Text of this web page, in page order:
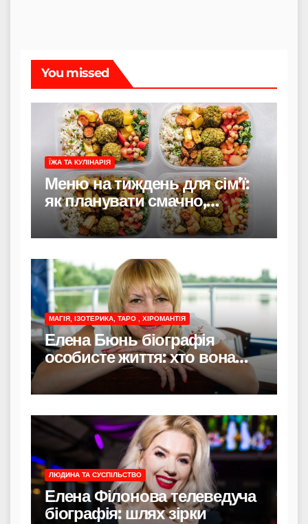
You missed
ЇЖА ТА КУЛІНАРІЯ
Меню на тиждень для сім’ї:
як планувати смачно,
економно і без стресу
МАГІЯ, ІЗОТЕРИКА, ТАРО , ХІРОМАНТІЯ
Елена Бюнь біографія
особисте життя: хто вона
насправді
ЛЮДИНА ТА СУСПІЛЬСТВО
Елена Філонова телеведуча
біографія: шлях зірки